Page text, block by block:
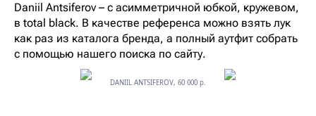
Daniil Antsiferov – с асимметричной юбкой, кружевом,
в total black. В качестве референса можно взять лук
как раз из каталога бренда, а полный аутфит собрать
с помощью нашего поиска по сайту.
DANIIL ANTSIFEROV, 60 000 р.